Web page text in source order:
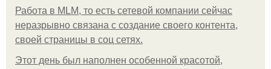
Работа в MLM, то есть сетевой компании сейчас
неразрывно связана с создание своего контента,
своей страницы в соц сетях.
Этот день был наполнен особенной красотой,